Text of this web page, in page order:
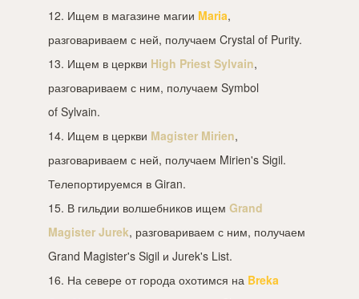
12. Ищем в магазине магии Maria,
разговариваем с ней, получаем Crystal of Purity.
13. Ищем в церкви High Priest Sylvain,
разговариваем с ним, получаем Symbol
of Sylvain.
14. Ищем в церкви Magister Mirien,
разговариваем с ней, получаем Mirien's Sigil.
Телепортируемся в Giran.
15. В гильдии волшебников ищем Grand
Magister Jurek, разговариваем с ним, получаем
Grand Magister's Sigil и Jurek's List.
16. На севере от города охотимся на Breka